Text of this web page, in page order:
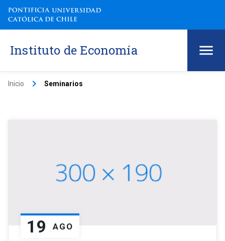
Instituto de Economía
Inicio keyboard_arrow_right Seminarios
19 AGO